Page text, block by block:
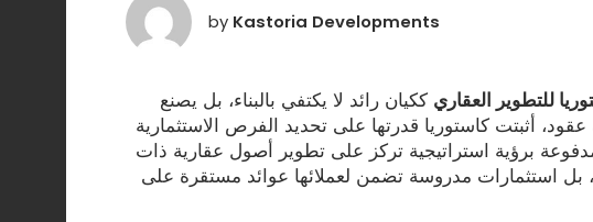
by Kastoria Developments
للتطوير العقاري ككيان رائد لا يكتفي بالبناء، بل يصنع
عقود، أثبتت كاستوريا قدرتها على تحديد الفرص الاستثمارية
برؤية استراتيجية تركز على تطوير أصول عقارية ذات
بل استثمارات مدروسة تضمن لعملائها عوائد مستقرة على